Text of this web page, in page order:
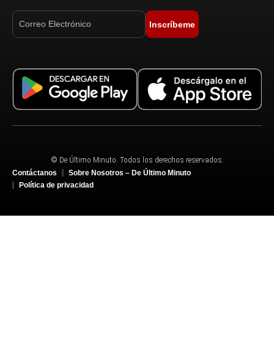
Inscríbeme
© De Último Minuto. Todos los derechos reservados.
Contáctanos
Sobre Nosotros – De Último Minuto
Política de privacidad